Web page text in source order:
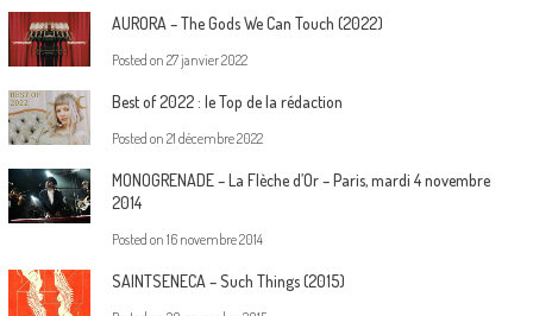
AURORA – The Gods We Can Touch (2022)
Posted on 27 janvier 2022
Best of 2022 : le Top de la rédaction
Posted on 21 décembre 2022
MONOGRENADE – La Flèche d’Or – Paris, mardi 4 novembre
2014
Posted on 16 novembre 2014
SAINTSENECA – Such Things (2015)